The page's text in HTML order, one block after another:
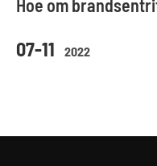
07-11 2022
Hoe om